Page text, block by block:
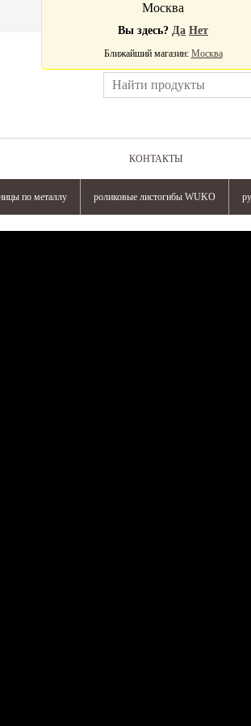
КОНТАКТЫ
по металлу роликовые листогибы WUKO
Москва
Вы здесь? Да Нет
Ближайший магазин: Москва